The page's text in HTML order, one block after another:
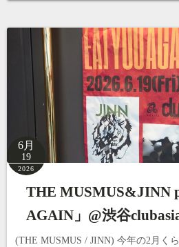
6月
19
2026
THE MUSMUS&JINN
AGAIN」@渋谷
(THE MUSMUS / JINN) 今年の2月く